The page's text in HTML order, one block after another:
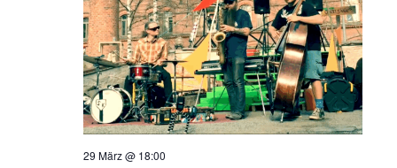
29 März @ 18:00